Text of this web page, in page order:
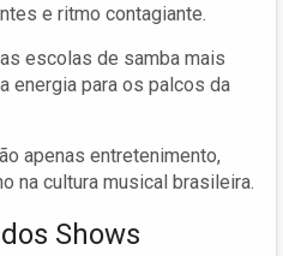
e ritmo contagiante.
escolas de samba mais
energia para os palcos da
apenas entretenimento,
na cultura musical brasileira.
Shows